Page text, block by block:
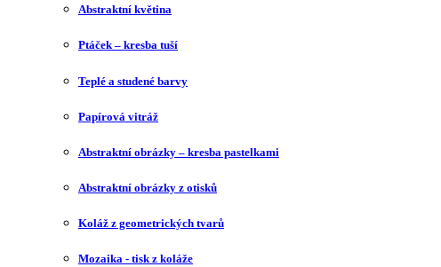
Abstraktní květina
Ptáček – kresba tuší
Teplé a studené barvy
Papírová vitráž
Abstraktní obrázky – kresba pastelkami
Abstraktní obrázky z otisků
Koláž z geometrických tvarů
Mozaika - tisk z koláže